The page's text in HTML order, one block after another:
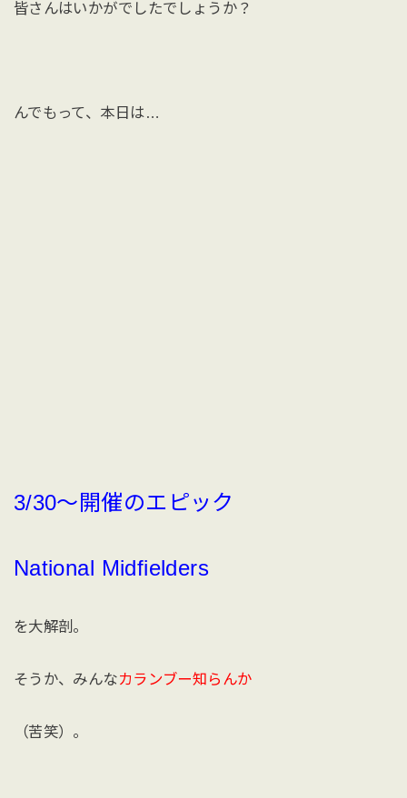
皆さんはいかがでしたでしょうか？
んでもって、本日は…
3/30〜開催のエピック
National Midfielders
を大解剖。
そうか、みんなカランブー知らんか
（苦笑）。